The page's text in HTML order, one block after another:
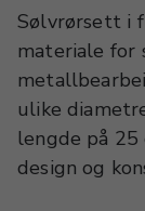
Sølvrørsett i
materiale for
ulike
lengde på
design og